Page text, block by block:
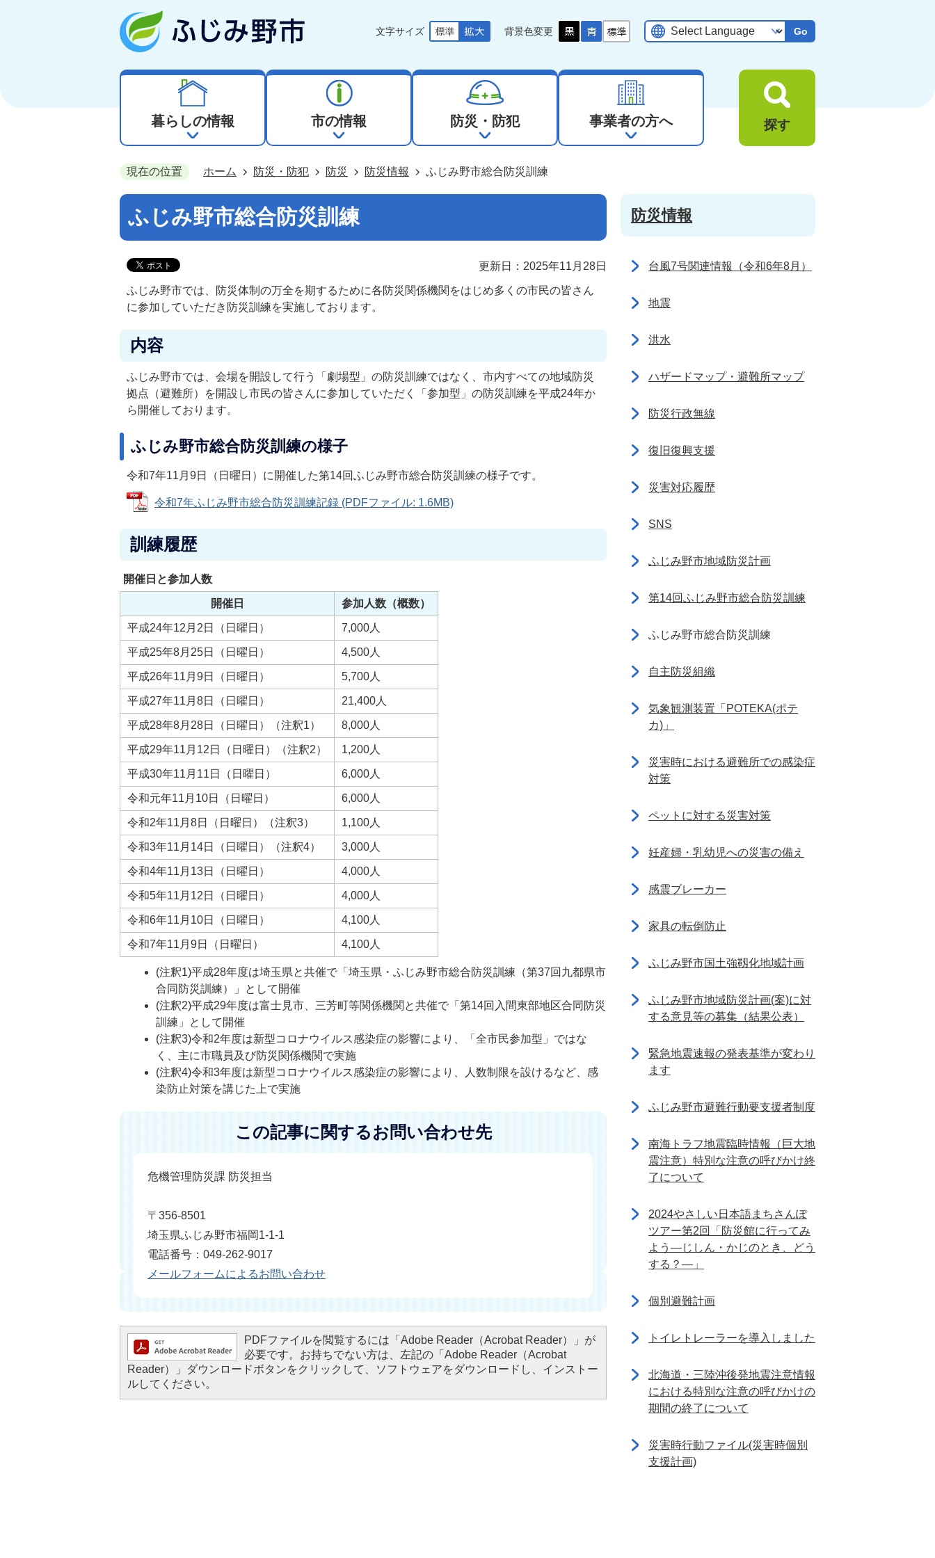
文字サイズ 背景色変更 Go
暮らしの情報 市の情報 防災・防犯 事業者の方へ 探す
現在の位置 ホーム 防災・防犯 防災 防災情報 ふじみ野市総合防災訓練
ふじみ野市総合防災訓練
更新日：2025年11月28日
ふじみ野市では、防災体制の万全を期するために各防災関係機関をはじめ多くの市民の皆さん
に参加していただき防災訓練を実施しております。
内容
ふじみ野市では、会場を開設して行う「劇場型」の防災訓練ではなく、市内すべての地域防災
拠点（避難所）を開設し市民の皆さんに参加していただく「参加型」の防災訓練を平成24年か
ら開催しております。
ふじみ野市総合防災訓練の様子
令和7年11月9日（日曜日）に開催した第14回ふじみ野市総合防災訓練の様子です。
令和7年ふじみ野市総合防災訓練記録 (PDFファイル: 1.6MB)
訓練履歴
開催日と参加人数
開催日 参加人数（概数）
平成24年12月2日（日曜日） 7,000人
平成25年8月25日（日曜日） 4,500人
平成26年11月9日（日曜日） 5,700人
平成27年11月8日（日曜日） 21,400人
平成28年8月28日（日曜日）（注釈1） 8,000人
平成29年11月12日（日曜日）（注釈2） 1,200人
平成30年11月11日（日曜日） 6,000人
令和元年11月10日（日曜日） 6,000人
令和2年11月8日（日曜日）（注釈3） 1,100人
令和3年11月14日（日曜日）（注釈4） 3,000人
令和4年11月13日（日曜日） 4,000人
令和5年11月12日（日曜日） 4,000人
令和6年11月10日（日曜日） 4,100人
令和7年11月9日（日曜日） 4,100人
(注釈1)平成28年度は埼玉県と共催で「埼玉県・ふじみ野市総合防災訓練（第37回九都県市
合同防災訓練）」として開催
(注釈2)平成29年度は富士見市、三芳町等関係機関と共催で「第14回入間東部地区合同防災
訓練」として開催
(注釈3)令和2年度は新型コロナウイルス感染症の影響により、「全市民参加型」ではな
く、主に市職員及び防災関係機関で実施
(注釈4)令和3年度は新型コロナウイルス感染症の影響により、人数制限を設けるなど、感
染防止対策を講じた上で実施
この記事に関するお問い合わせ先
危機管理防災課 防災担当
〒356-8501
埼玉県ふじみ野市福岡1-1-1
電話番号：049-262-9017
メールフォームによるお問い合わせ
PDFファイルを閲覧するには「Adobe Reader（Acrobat Reader）」が
必要です。お持ちでない方は、左記の「Adobe Reader（Acrobat
Reader）」ダウンロードボタンをクリックして、ソフトウェアをダウンロードし、インストー
ルしてください。
防災情報
台風7号関連情報（令和6年8月）
地震
洪水
ハザードマップ・避難所マップ
防災行政無線
復旧復興支援
災害対応履歴
SNS
ふじみ野市地域防災計画
第14回ふじみ野市総合防災訓練
ふじみ野市総合防災訓練
自主防災組織
気象観測装置「POTEKA(ポテ
カ)」
災害時における避難所での感染症
対策
ペットに対する災害対策
妊産婦・乳幼児への災害の備え
感震ブレーカー
家具の転倒防止
ふじみ野市国土強靱化地域計画
ふじみ野市地域防災計画(案)に対
する意見等の募集（結果公表）
緊急地震速報の発表基準が変わり
ます
ふじみ野市避難行動要支援者制度
南海トラフ地震臨時情報（巨大地
震注意）特別な注意の呼びかけ終
了について
2024やさしい日本語まちさんぽ
ツアー第2回「防災館に行ってみ
よう―じしん・かじのとき、どう
する？―」
個別避難計画
トイレトレーラーを導入しました
北海道・三陸沖後発地震注意情報
における特別な注意の呼びかけの
期間の終了について
災害時行動ファイル(災害時個別
支援計画)